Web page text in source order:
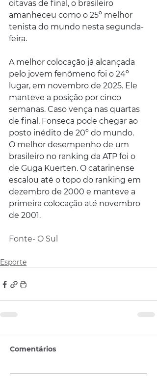
oitavas de final, o brasileiro
amanheceu como o 25º melhor
tenista do mundo nesta segunda-
feira.
A melhor colocação já alcançada
pelo jovem fenômeno foi o 24º
lugar, em novembro de 2025. Ele
manteve a posição por cinco
semanas. Caso vença nas quartas
de final, Fonseca pode chegar ao
posto inédito de 20º do mundo.
O melhor desempenho de um
brasileiro no ranking da ATP foi o
de Guga Kuerten. O catarinense
escalou até o topo do ranking em
dezembro de 2000 e manteve a
primeira colocação até novembro
de 2001.
Fonte- O Sul
Esporte
Comentários